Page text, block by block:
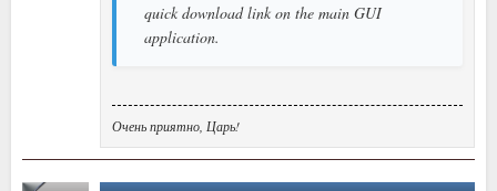
quick download link on the main GUI
application.
Очень приятно, Царь!